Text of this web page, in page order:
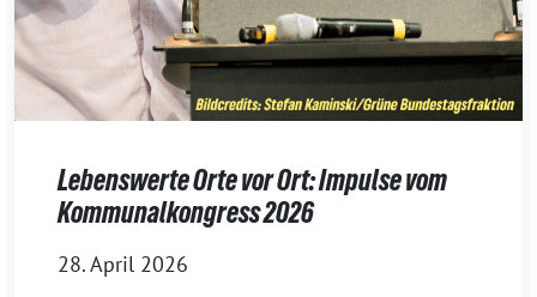
Lebenswerte Orte vor Ort: Impulse vom
Kommunalkongress 2026
28. April 2026